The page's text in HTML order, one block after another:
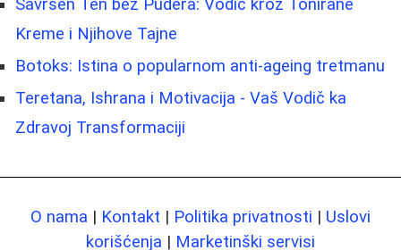
Savršen Ten bez Pudera: Vodič kroz Tonirane
Kreme i Njihove Tajne
Botoks: Istina o popularnom anti-ageing tretmanu
Teretana, Ishrana i Motivacija - Vaš Vodič ka
Zdravoj Transformaciji
O nama | Kontakt | Politika privatnosti | Uslovi
korišćenja | Marketinški servisi